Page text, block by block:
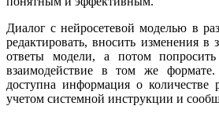
Диалог с нейросетевой моделью в
редактировать, вносить изменения в
ответы модели, а потом
взаимодействие в том же
доступна информация о количестве
учетом системной инструкции и